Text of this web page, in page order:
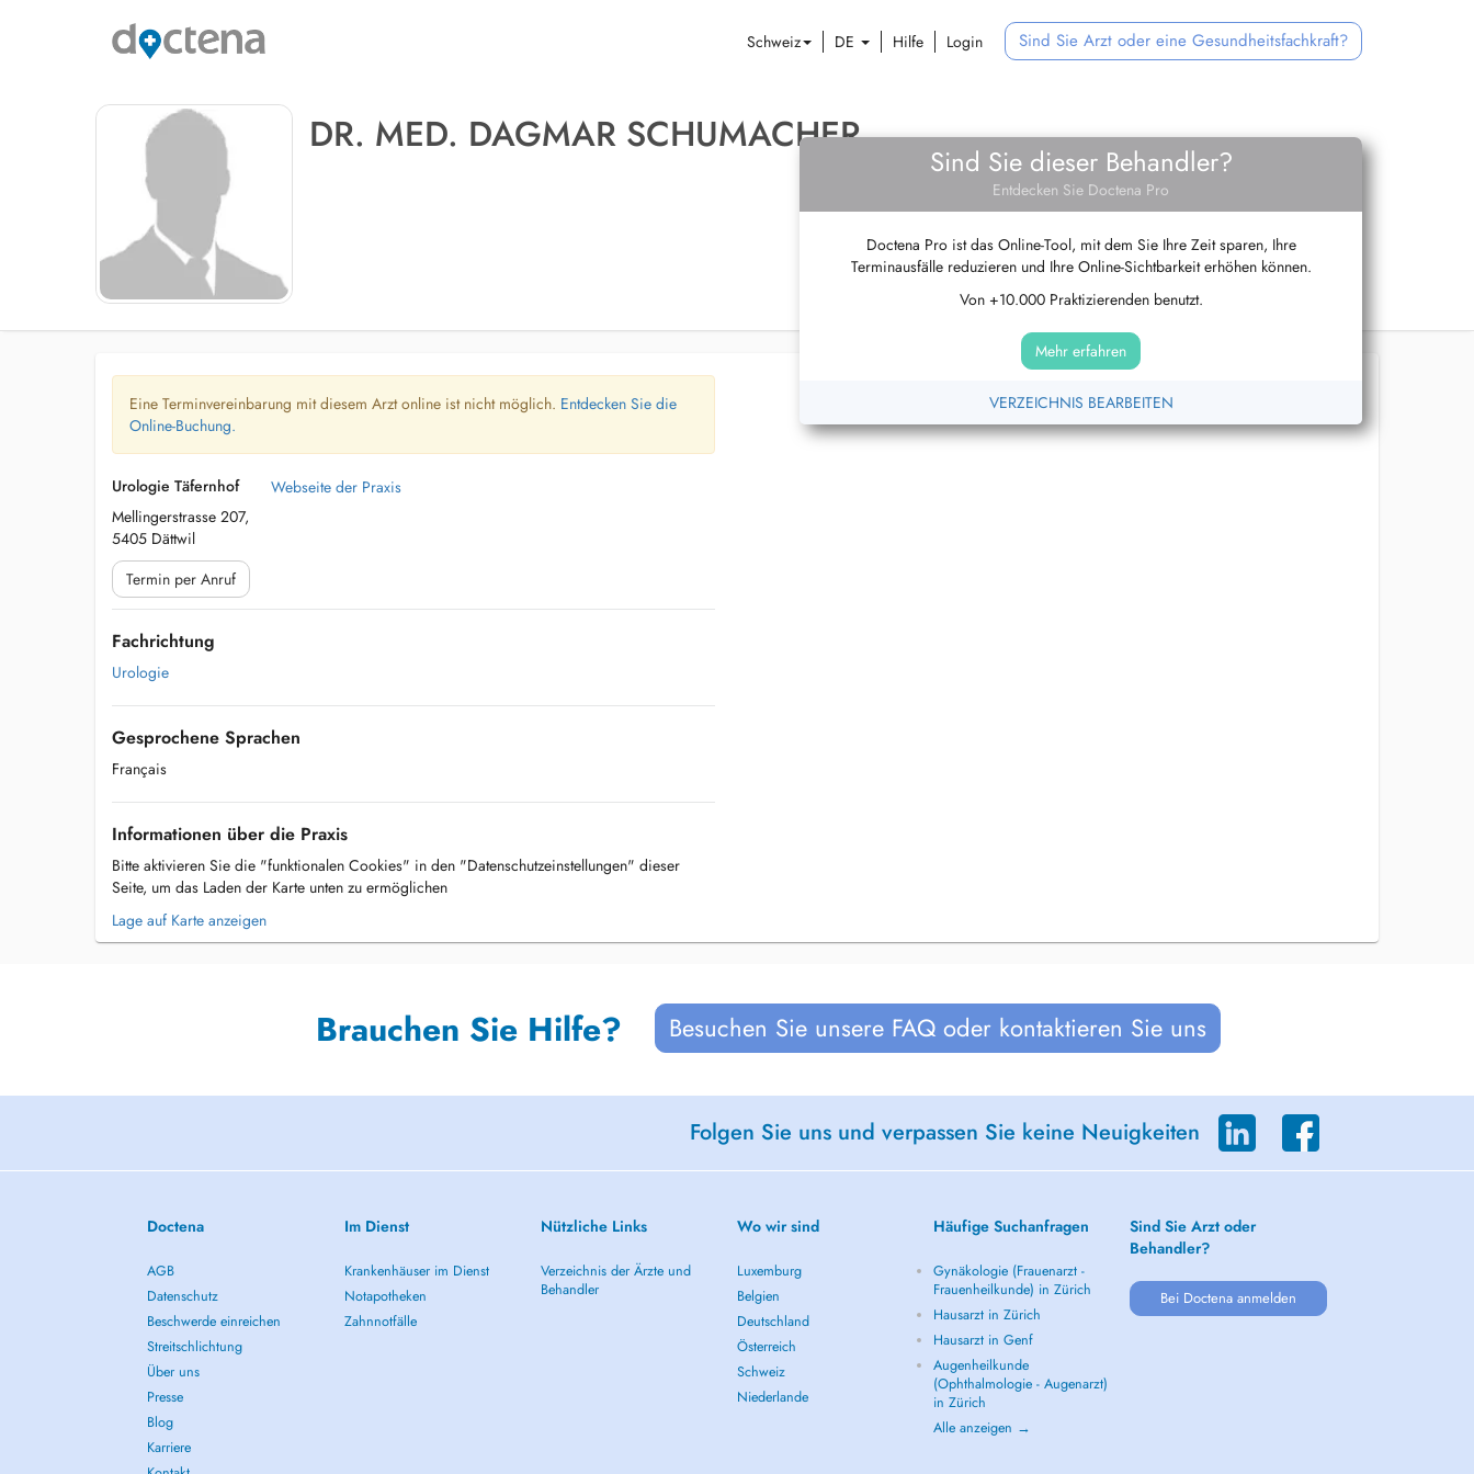
Schweiz DE Hilfe Login Sind Sie Arzt oder eine Gesundheitsfachkraft?
DR. MED. DAGMAR SCHUMACHER
Sind Sie dieser Behandler?
Entdecken Sie Doctena Pro
Doctena Pro ist das Online-Tool, mit dem Sie Ihre Zeit sparen, Ihre
Terminausfälle reduzieren und Ihre Online-Sichtbarkeit erhöhen können.
Von +10.000 Praktizierenden benutzt.
Mehr erfahren
VERZEICHNIS BEARBEITEN
Eine Terminvereinbarung mit diesem Arzt online ist nicht möglich. Entdecken Sie die
Online-Buchung.
Urologie Täfernhof
Mellingerstrasse 207,
5405 Dättwil
Webseite der Praxis
Termin per Anruf
Fachrichtung
Urologie
Gesprochene Sprachen
Français
Informationen über die Praxis
Bitte aktivieren Sie die "funktionalen Cookies" in den "Datenschutzeinstellungen" dieser
Seite, um das Laden der Karte unten zu ermöglichen
Lage auf Karte anzeigen
Brauchen Sie Hilfe? Besuchen Sie unsere FAQ oder kontaktieren Sie uns
Folgen Sie uns und verpassen Sie keine Neuigkeiten
Doctena
AGB
Datenschutz
Beschwerde einreichen
Streitschlichtung
Über uns
Presse
Blog
Karriere
Im Dienst
Krankenhäuser im Dienst
Notapotheken
Zahnnotfälle
Nützliche Links
Verzeichnis der Ärzte und
Behandler
Wo wir sind
Luxemburg
Belgien
Deutschland
Österreich
Schweiz
Niederlande
Häufige Suchanfragen
Gynäkologie (Frauenarzt -
Frauenheilkunde) in Zürich
Hausarzt in Zürich
Hausarzt in Genf
Augenheilkunde
(Ophthalmologie - Augenarzt)
in Zürich
Alle anzeigen →
Sind Sie Arzt oder
Behandler?
Bei Doctena anmelden